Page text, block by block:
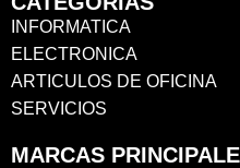
INFORMATICA
ELECTRONICA
ARTICULOS DE OFICINA
SERVICIOS
MARCAS